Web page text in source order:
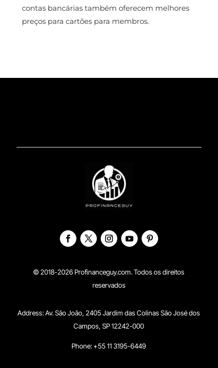
contas bancárias também oferecem melhores
preços para cartões para membros.
© 2018-2026 Profinanceguy.com. Todos os direitos
reservados
Address:Av. São João, 2405 Jardim das Colinas São José dos
Campos, SP 12242-000
Phone: +55 11 3195-6449